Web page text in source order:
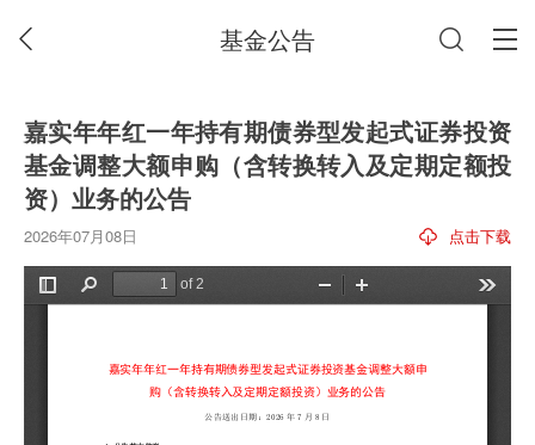
基金公告
嘉实年年红一年持有期债券型发起式证券投资
基金调整大额申购（含转换转入及定期定额投
资）业务的公告
2026年07月08日 点击下载